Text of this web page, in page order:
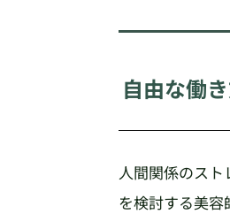
自由な働
人間関係のス
を検討する美容